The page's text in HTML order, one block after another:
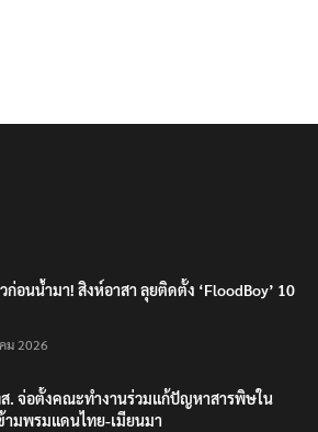
ก่อนน้ำมา! สิงห์อาสา ลุยติดตั้ง ‘FloodBoy’ 10
ม 2026
. จ่อตั้งคณะทำงานร่วมแก้ปัญหาสารพิษใน
ามพรมแดนไทย-เมียนมา